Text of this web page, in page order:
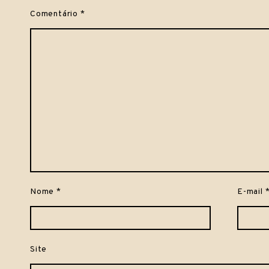
Comentário *
Nome * E-mail
Site